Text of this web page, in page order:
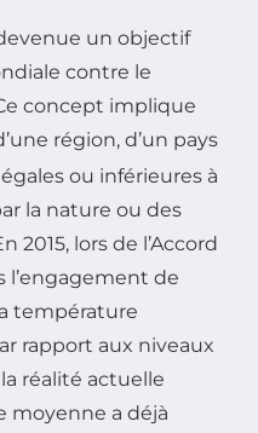
un objectif
contre le
concept implique
région, d’un pays
ou inférieures à
la nature ou des
2015, lors de l’Accord
l’engagement de
température
rapport aux niveaux
réalité actuelle
moyenne a déjà